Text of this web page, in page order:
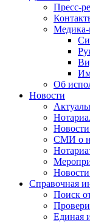
Пресс-
Медика-
Об
Новости
СМИ о
Справочная
Поиск
Единая